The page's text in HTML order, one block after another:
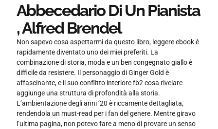
Abbecedario Di Un Pianista
, Alfred Brendel
Non sapevo cosa aspettarmi da questo libro, leggere ebook è
rapidamente diventato uno dei miei preferiti. La
combinazione di storia, moda e un ben congegnato giallo è
difficile da resistere. Il personaggio di Ginger Gold è
affascinante, e il suo conflitto interiore fb2 cosa rivelare
aggiunge una struttura di profondità alla storia.
L’ambientazione degli anni ’20 è riccamente dettagliata,
rendendola un must-read per i fan del genere. Mentre giravo
l’ultima pagina, non potevo fare a meno di provare un senso